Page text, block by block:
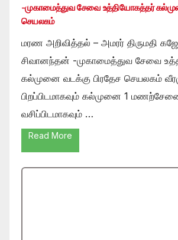
-முகாமைத்துவ சேவை உத்தியோகத்தர்
செயலகம்
மரண அறிவித்தல் – அமரர் திருமதி
சிவானந்தன் -முகாமைத்துவ சேவை
கல்முனை வடக்கு பிரதேச செயலகம்
பிறப்பிடமாகவும் கல்முனை 1
வசிப்பிடமாகவும் …
Read More